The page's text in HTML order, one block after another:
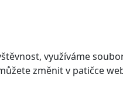
využíváme
změnit v patičce